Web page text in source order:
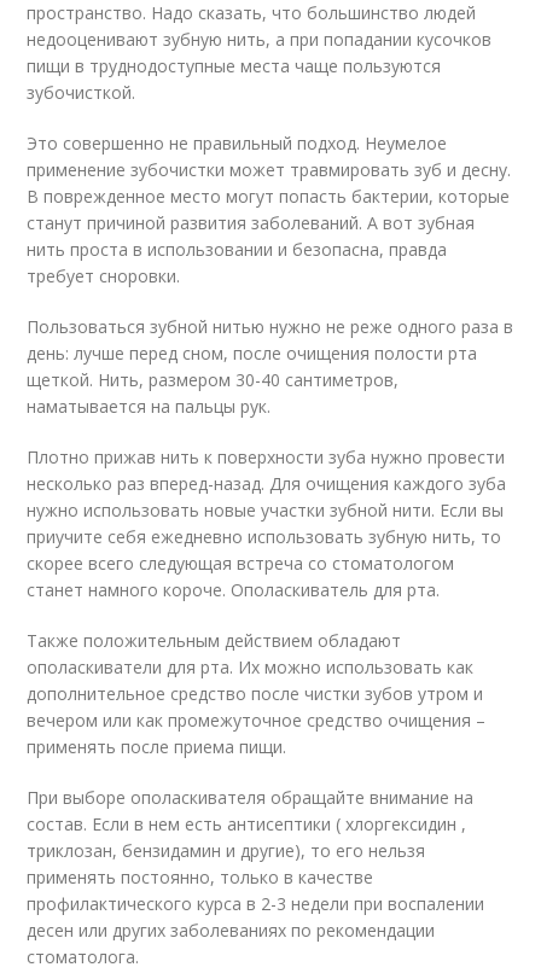
пространство. Надо сказать, что большинство людей
недооценивают зубную нить, а при попадании кусочков
пищи в труднодоступные места чаще пользуются
зубочисткой.
Это совершенно не правильный подход. Неумелое
применение зубочистки может травмировать зуб и десну.
В поврежденное место могут попасть бактерии, которые
станут причиной развития заболеваний. А вот зубная
нить проста в использовании и безопасна, правда
требует сноровки.
Пользоваться зубной нитью нужно не реже одного раза в
день: лучше перед сном, после очищения полости рта
щеткой. Нить, размером 30-40 сантиметров,
наматывается на пальцы рук.
Плотно прижав нить к поверхности зуба нужно провести
несколько раз вперед-назад. Для очищения каждого зуба
нужно использовать новые участки зубной нити. Если вы
приучите себя ежедневно использовать зубную нить, то
скорее всего следующая встреча со стоматологом
станет намного короче. Ополаскиватель для рта.
Также положительным действием обладают
ополаскиватели для рта. Их можно использовать как
дополнительное средство после чистки зубов утром и
вечером или как промежуточное средство очищения –
применять после приема пищи.
При выборе ополаскивателя обращайте внимание на
состав. Если в нем есть антисептики ( хлоргексидин ,
триклозан, бензидамин и другие), то его нельзя
применять постоянно, только в качестве
профилактического курса в 2-3 недели при воспалении
десен или других заболеваниях по рекомендации
стоматолога.